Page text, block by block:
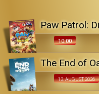
Paw Patrol:
10:00
SE
The End of
13. AUGUST 2026